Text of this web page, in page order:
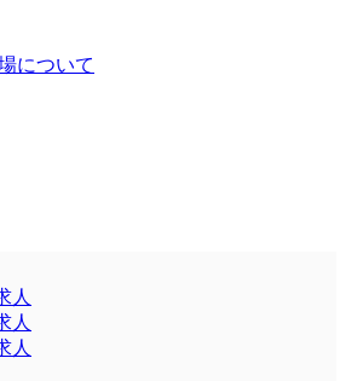
について
人
人
人